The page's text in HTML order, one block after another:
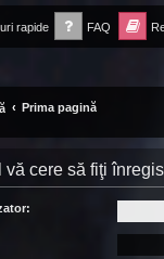
rapide FAQ
viitor =-
Prima pagină
vă cere să fiţi